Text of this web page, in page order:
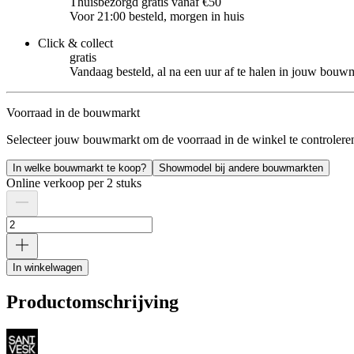
Voor 21:00 besteld, morgen in huis
Click & collect
gratis
Vandaag besteld, al na een uur af te halen in jouw
Voorraad in de bouwmarkt
Selecteer jouw bouwmarkt om de voorraad in de winkel te
In welke bouwmarkt te koop? Showmodel bij andere bouwmarkten
Online verkoop per 2 stuks
In winkelwagen
Productomschrijving